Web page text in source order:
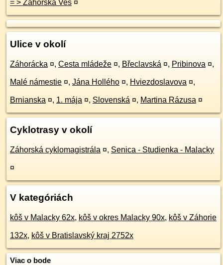
= > Záhorská Ves ¤
Ulice v okolí
Záhorácka ¤, Cesta mládeže ¤, Břeclavská ¤, Pribinova ¤,
Malé námestie ¤, Jána Hollého ¤, Hviezdoslavova ¤,
Brnianska ¤, 1. mája ¤, Slovenská ¤, Martina Rázusa ¤
Cyklotrasy v okolí
Záhorská cyklomagistrála ¤, Senica - Studienka - Malacky
¤
V kategóriách
kôš v Malacky 62x, kôš v okres Malacky 90x, kôš v Záhorie
132x, kôš v Bratislavský kraj 2752x
Viac o bode